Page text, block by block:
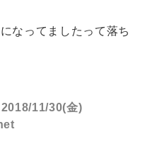
なってましたって落ち
2018/11/30(金)